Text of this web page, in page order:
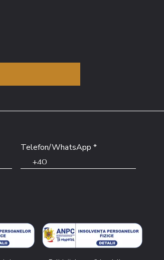
Telefon/WhatsApp